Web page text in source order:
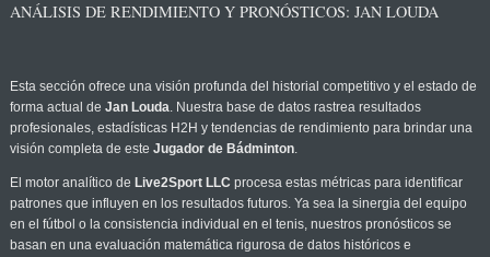
ANÁLISIS DE RENDIMIENTO Y PRONÓSTICOS: JAN LOUDA
Esta sección ofrece una visión profunda del historial competitivo y el estado de
forma actual de Jan Louda. Nuestra base de datos rastrea resultados
profesionales, estadísticas H2H y tendencias de rendimiento para brindar una
visión completa de este Jugador de Bádminton.
El motor analítico de Live2Sport LLC procesa estas métricas para identificar
patrones que influyen en los resultados futuros. Ya sea la sinergia del equipo
en el fútbol o la consistencia individual en el tenis, nuestros pronósticos se
basan en una evaluación matemática rigurosa de datos históricos e